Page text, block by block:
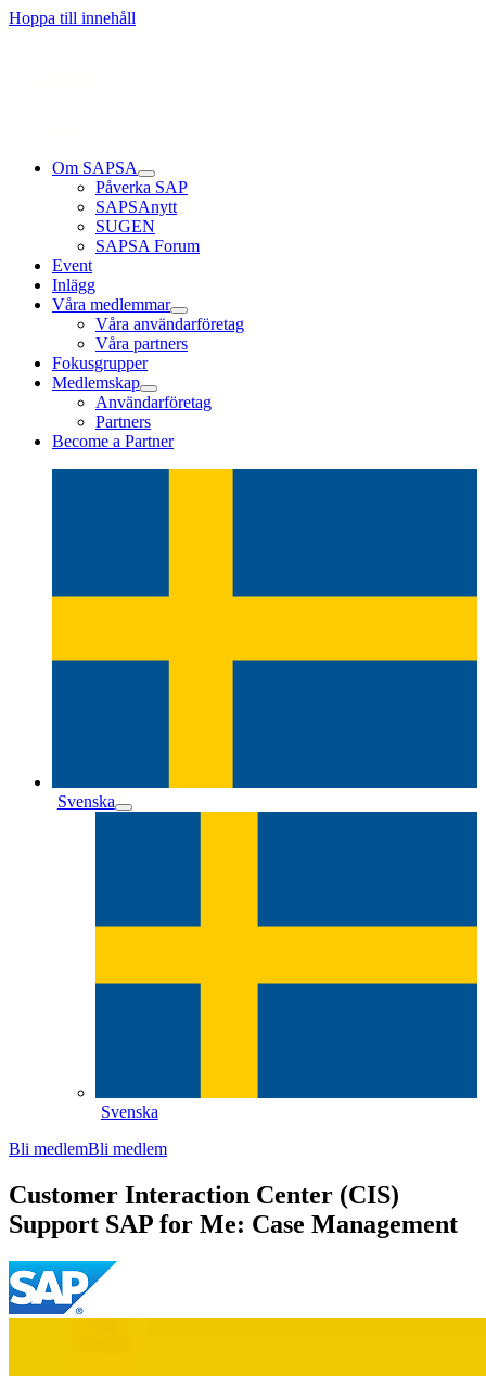
Hoppa till innehåll
Om SAPSA
Påverka SAP
SAPSAnytt
SUGEN
SAPSA Forum
Event
Inlägg
Våra medlemmar
Våra användarföretag
Våra partners
Fokusgrupper
Medlemskap
Användarföretag
Partners
Become a Partner
Svenska
Svenska
Bli medlemBli medlem
Customer Interaction Center (CIS)
Support SAP for Me: Case Management
Läs mer
Läs mer
Läs mer